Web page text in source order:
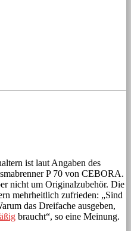
ist laut Angaben des
P 70 von CEBORA.
nicht um Originalzubehör. Die
mehrheitlich zufrieden: „Sind
das Dreifache ausgeben,
braucht“, so eine Meinung.